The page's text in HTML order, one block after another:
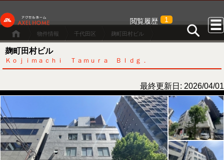
閲覧履歴 1
物件情報 千代田区 麹町田村ビル
麹町田村ビル
Ｋｏｊｉｍａｃｈｉ Ｔａｍｕｒａ Ｂｌｄｇ．
最終更新日: 2026/04/01